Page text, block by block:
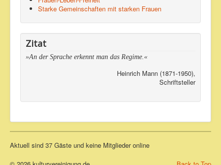
Starke Gemeinschaften mit starken Frauen
Zitat
»An der Sprache erkennt man das Regime.«
Heinrich Mann (1871-1950),
Schriftsteller
Aktuell sind 37 Gäste und keine Mitglieder online